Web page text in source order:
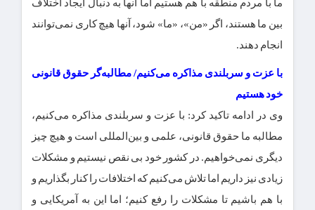
ما با مردم منطقه با هم هستیم اما آنها به دنبال ایجاد اختلاف
بین ما هستند، اگر «من»، «ما» شود، آنها هیچ کاری نمی‌توانند
انجام دهند.
با عزت و سربلندی مذاکره می‌کنیم/ مطالبه‌گر حقوق قانونی
خود هستیم
وی در ادامه تاکید کرد: با عزت و سربلندی مذاکره می‌کنیم،
مطالبه ما حقوق قانونی، علمی و بین‌المللی است و هیچ چیز
دیگری نمی‌خواهیم. در کشور خود بی نقص نیستیم و مشکلات
زیادی نیز داریم اما تلاش می‌کنیم که اختلافات را کنار بگذاریم و
با هم باشیم تا مشکلات را رفع کنیم؛ اما این به آمریکایی و